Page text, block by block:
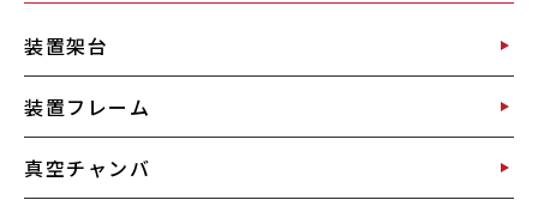
装置架台
装置フレーム
真空チャンバ